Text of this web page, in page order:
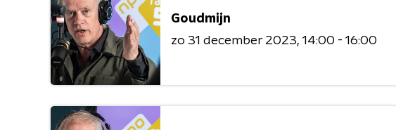
Goudmijn
zo 31 december 2023 14:00 - 16:00